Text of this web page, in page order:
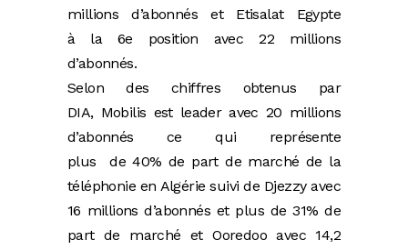
millions d’abonnés et Etisalat Egypte
à la 6e position avec 22 millions
d’abonnés.
Selon des chiffres obtenus par
DIA, Mobilis est leader avec 20 millions
d’abonnés ce qui représente
plus de 40% de part de marché de la
téléphonie en Algérie suivi de Djezzy avec
16 millions d’abonnés et plus de 31% de
part de marché et Ooredoo avec 14,2